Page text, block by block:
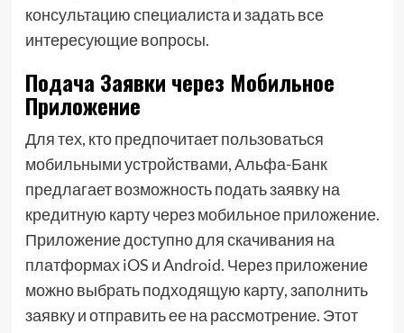
консультацию специалиста и задать все
интересующие вопросы.
Подача Заявки через Мобильное
Приложение
Для тех, кто предпочитает пользоваться
мобильными устройствами, Альфа-Банк
предлагает возможность подать заявку на
кредитную карту через мобильное приложение.
Приложение доступно для скачивания на
платформах iOS и Android. Через приложение
можно выбрать подходящую карту, заполнить
заявку и отправить ее на рассмотрение. Этот